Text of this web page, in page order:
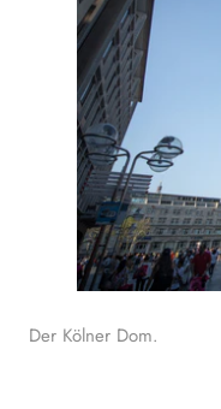
Der Kölner Dom.